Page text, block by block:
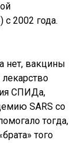
с 2002 года.
нет, вакцины
СПИДа,
SARS со
тогда,
того